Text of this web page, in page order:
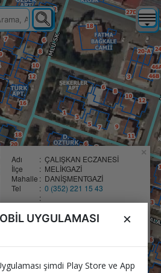
Adı : ÇALIŞKAN ECZANESİ
İlçe
: MELİKGAZİ
Mahalle : DANİŞMENTGAZİ
Tel
: 0 (352) 221 15 43
:
:
×
×
UYGULAMASI
şimdi Play Store ve App